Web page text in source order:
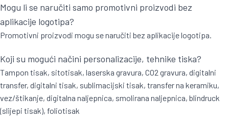
Mogu li se naručiti samo promotivni proizvodi bez
aplikacije logotipa?
Promotivni proizvodi mogu se naručiti bez aplikacije logotipa.
Koji su mogući načini personalizacije, tehnike tiska?
Tampon tisak, sitotisak, laserska gravura, CO2 gravura, digitalni
transfer, digitalni tisak, sublimacijski tisak, transfer na keramiku,
vez/štikanje, digitalna naljepnica, smolirana naljepnica, blindruck
(slijepi tisak), foliotisak